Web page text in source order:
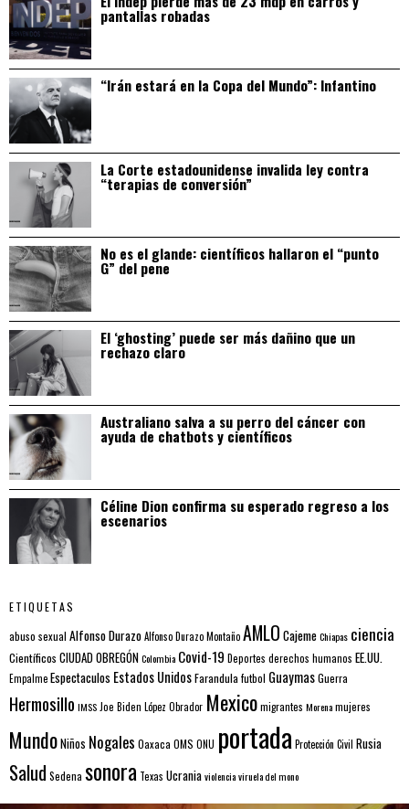
pantallas robadas
“Irán estará en la Copa del Mundo”: Infantino
La Corte estadounidense invalida ley contra
“terapias de conversión”
No es el glande: científicos hallaron el “punto
G” del pene
El ‘ghosting’ puede ser más dañino que un
rechazo claro
Australiano salva a su perro del cáncer con
ayuda de chatbots y científicos
Céline Dion confirma su esperado regreso a los
escenarios
ETIQUETAS
abuso sexual Alfonso DurazoAlfonso Durazo MontañoAMLO CajemeChiapas ciencia
Científicos CIUDAD OBREGÓNColombia Covid-19 Deportes derechos humanos EE.UU.
EmpalmeEspectaculos Estados UnidosFarandula futbol GuaymasGuerra
Hermosillo IMSS Joe Biden López Obrador Mexicomigrantes Morenamujeres
MundoNiños Nogales Oaxaca OMS ONU portada Protección Civil Rusia
Salud Sedena sonora Texas Ucraniaviolenciaviruela del mono